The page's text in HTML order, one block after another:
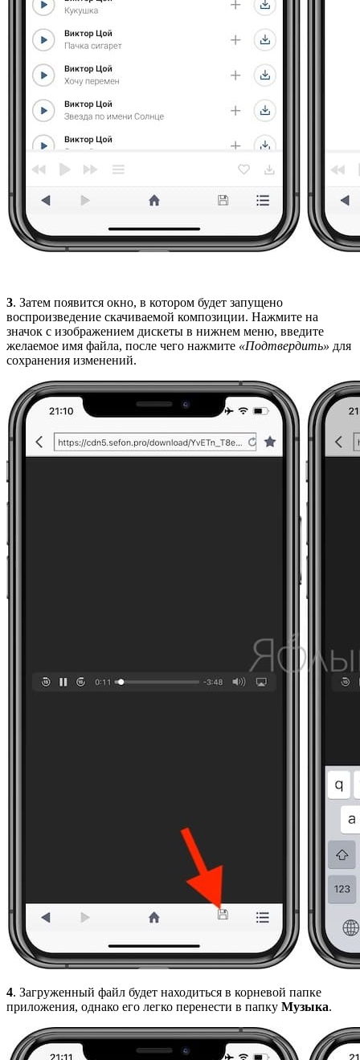
3. Затем появится окно, в котором будет запущено
воспроизведение скачиваемой композиции. Нажмите на
значок с изображением дискеты в нижнем меню, введите
желаемое имя файла, после чего нажмите «Подтвердить» для
сохранения изменений.
4. Загруженный файл будет находиться в корневой папке
приложения, однако его легко перенести в папку Музыка.